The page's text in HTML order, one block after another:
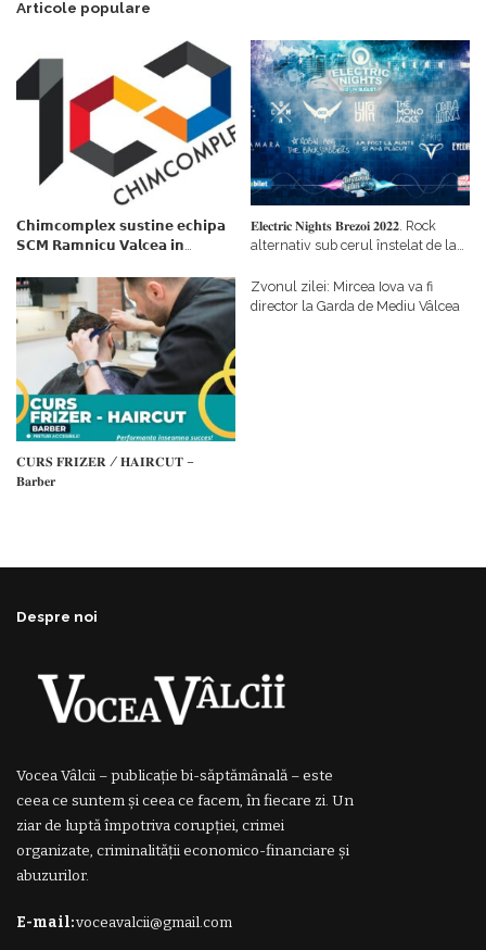
Articole populare
𝗖𝗵𝗶𝗺𝗰𝗼𝗺𝗽𝗹𝗲𝘅 𝘀𝘂𝘀𝘁𝗶𝗻𝗲 𝗲𝗰𝗵𝗶𝗽𝗮
𝗦𝗖𝗠 𝗥𝗮𝗺𝗻𝗶𝗰𝘂 𝗩𝗮𝗹𝗰𝗲𝗮 𝗶𝗻
𝗳𝗶𝗻𝗮𝗻𝘁𝗮𝘁𝗼𝗿
𝐄𝐥𝐞𝐜𝐭𝐫𝐢𝐜 𝐍𝐢𝐠𝐡𝐭𝐬 𝐁𝐫𝐞𝐳𝐨𝐢 𝟐𝟎𝟐𝟐. Rock
alternativ sub cerul înstelat de la
𝐂𝐔𝐑𝐒 𝐅𝐑𝐈𝐙𝐄𝐑 / 𝐇𝐀𝐈𝐑𝐂𝐔𝐓 –
𝐁𝐚𝐫𝐛𝐞𝐫
Zvonul zilei: Mircea Iova va fi
director la Garda de Mediu Vâlcea
Despre noi
Vocea Vâlcii – publicație bi-săptămânală – este
ceea ce suntem și ceea ce facem, în fiecare zi. Un
ziar de luptă împotriva corupției, crimei
organizate, criminalității economico-financiare și
abuzurilor.
E-mail:voceavalcii@gmail.com